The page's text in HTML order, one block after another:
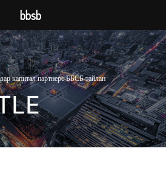
капитал партнерс ББСБ тайлан
bbsb